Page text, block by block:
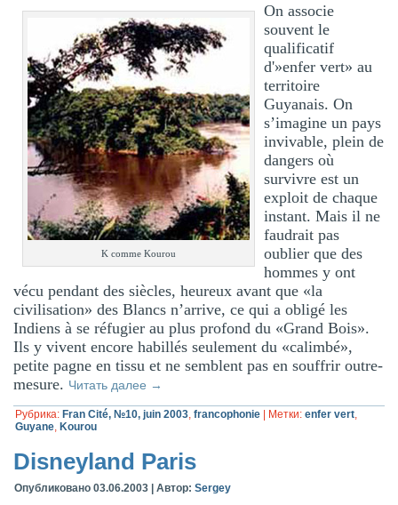
K comme Kourou
On associe
souvent le
qualificatif
d'»enfer vert» au
territoire
Guyanais. On
s’imagine un pays
invivable, plein de
dangers où
survivre est un
exploit de chaque
instant. Mais il ne
faudrait pas
oublier que des
hommes y ont
vécu pendant des siècles, heureux avant que «la
civilisation» des Blancs n’arrive, ce qui a obligé les
Indiens à se réfugier au plus profond du «Grand Bois».
Ils y vivent encore habillés seulement du «calimbé»,
petite pagne en tissu et ne semblent pas en souffrir outre-
mesure. Читать далее →
Рубрика: Fran Cité, №10, juin 2003,francophonie Метки: enfer vert,
Guyane, Kourou
Disneyland Paris
Опубликовано 03.06.2003 |Автор: Sergey